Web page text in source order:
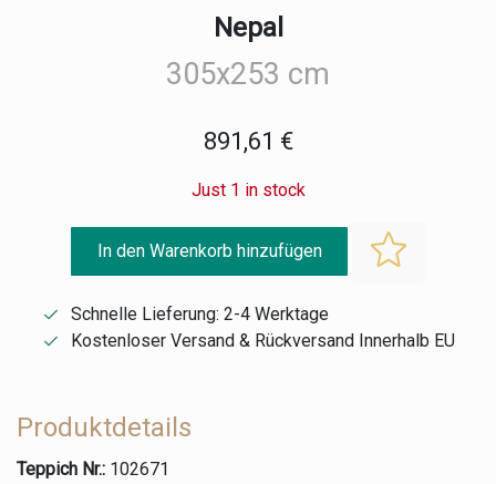
Nepal
305x253 cm
891,61 €
Just 1 in stock
In den Warenkorb hinzufügen
Schnelle Lieferung: 2-4 Werktage
Kostenloser Versand & Rückversand Innerhalb EU
Produktdetails
Teppich Nr.: 102671